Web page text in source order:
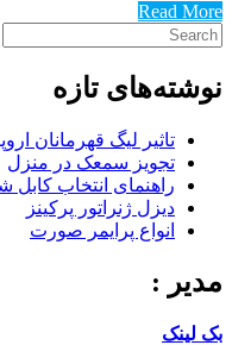
Read More
نوشته‌های تازه
تاثیر لیگ قهرمانان
تجویز سمعک در منزل
راهنمای انتخاب کابل
دیزل ژنراتور پرکینز
انواع پرایمر صورت
مدیر :
بک لینک